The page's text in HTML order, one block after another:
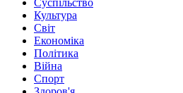
Суспiльство
Культура
Світ
Економіка
Політика
Війна
Спорт